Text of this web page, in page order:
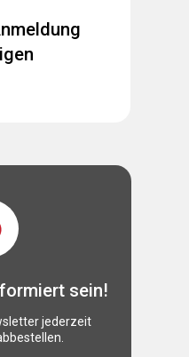
sein!
jederzeit